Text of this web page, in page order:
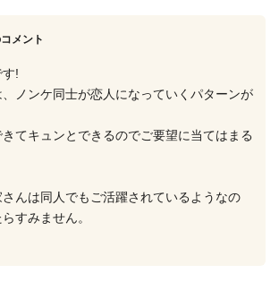
メント
!
ノンケ同士が恋人になっていくパターンが
てキュンとできるのでご要望に当てはまる
さんは同人でもご活躍されているようなの
すみません。